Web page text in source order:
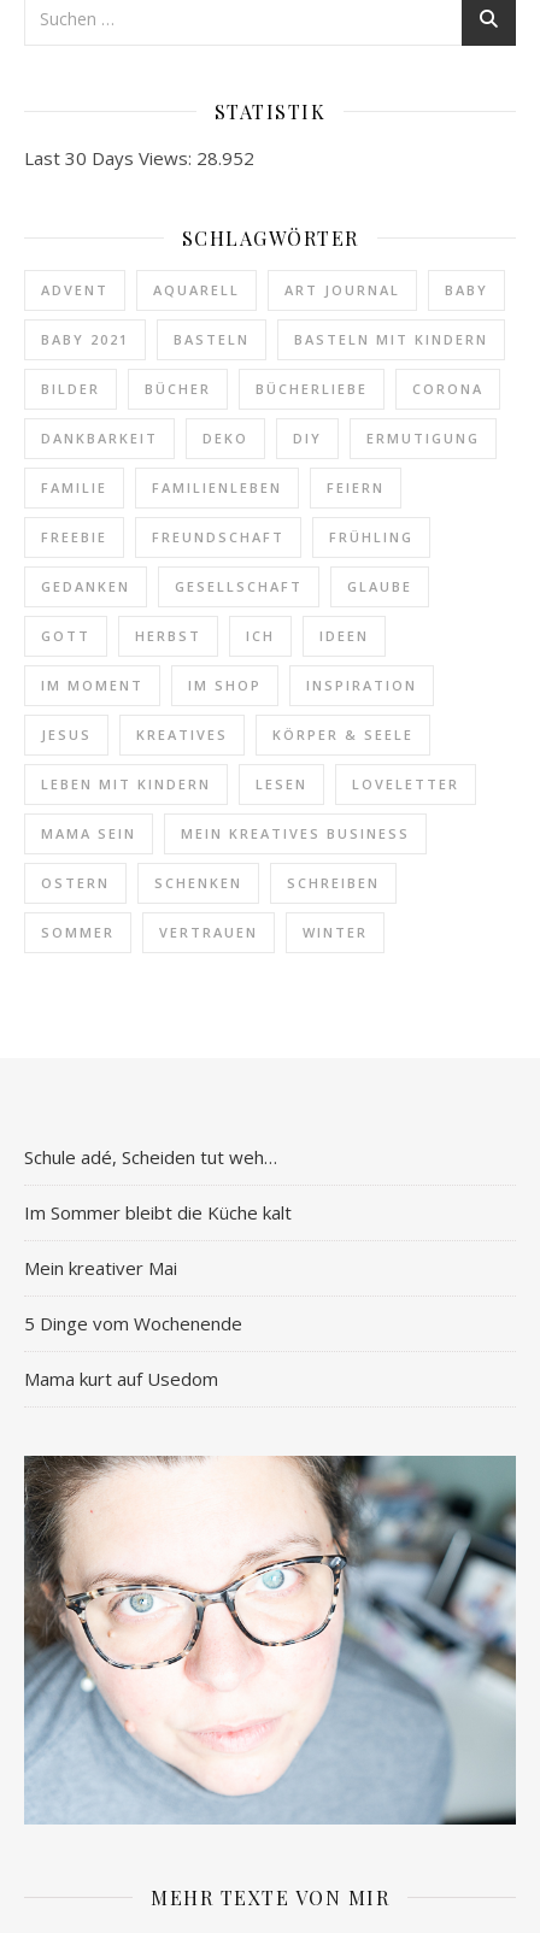
STATISTIK
Last 30 Days Views: 28.952
SCHLAGWÖRTER
ADVENT AQUARELL ART JOURNAL BABY
BABY 2021 BASTELN BASTELN MIT KINDERN
BILDER BÜCHER BÜCHERLIEBE CORONA
DANKBARKEIT DEKO DIY ERMUTIGUNG
FAMILIE FAMILIENLEBEN FEIERN
FREEBIE FREUNDSCHAFT FRÜHLING
GEDANKEN GESELLSCHAFT GLAUBE
GOTT HERBST ICH IDEEN
IM MOMENT IM SHOP INSPIRATION
JESUS KREATIVES KÖRPER & SEELE
LEBEN MIT KINDERN LESEN LOVELETTER
MAMA SEIN MEIN KREATIVES BUSINESS
OSTERN SCHENKEN SCHREIBEN
SOMMER VERTRAUEN WINTER
Schule adé, Scheiden tut weh…
Im Sommer bleibt die Küche kalt
Mein kreativer Mai
5 Dinge vom Wochenende
Mama kurt auf Usedom
MEHR TEXTE VON MIR